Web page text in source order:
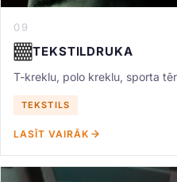
09
TEKSTILDRUKA
T-kreklu, polo kreklu, sporta
TEKSTILS
LASĪT VAIRĀK